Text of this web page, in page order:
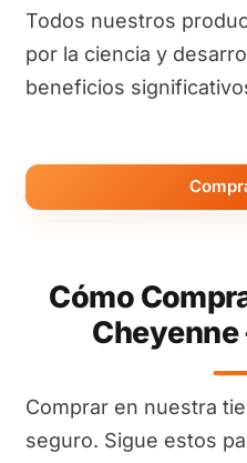
Todos nuestros
por la ciencia y
beneficios
Cómo
Comprar en nuestra
seguro. Sigue estos